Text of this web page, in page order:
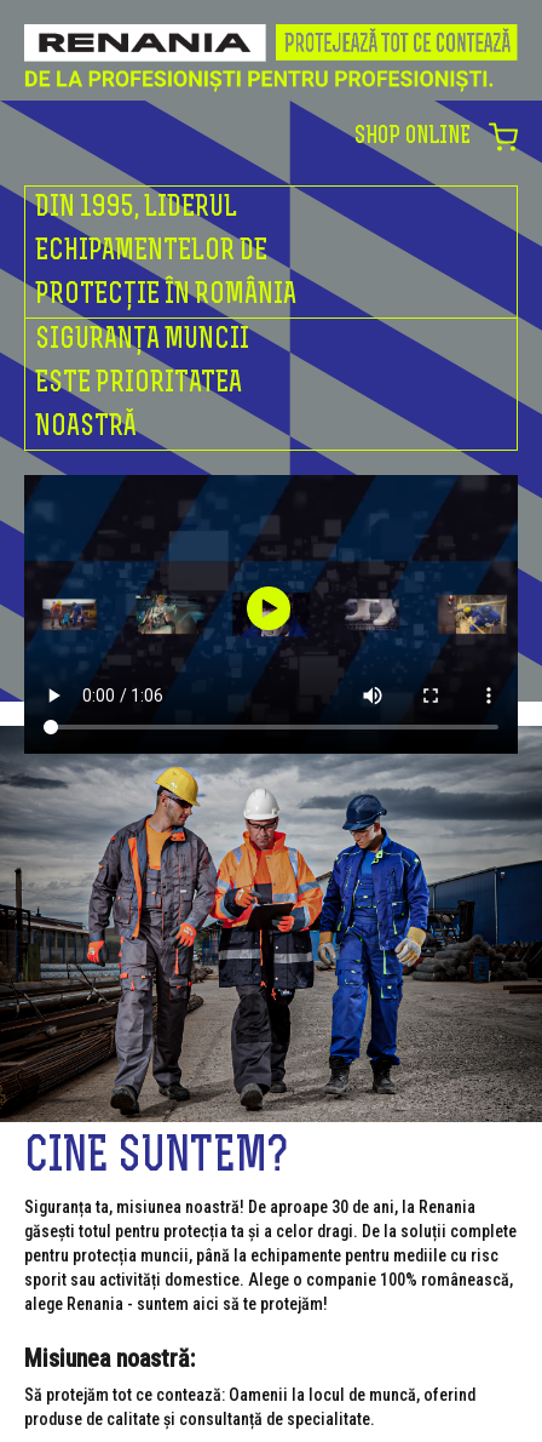
SHOP ONLINE
DIN 1995, LIDERUL
ECHIPAMENTELOR DE
PROTECȚIE ÎN ROMÂNIA
SIGURANȚA MUNCII
ESTE PRIORITATEA
NOASTRĂ
CINE SUNTEM?
Siguranța ta, misiunea noastră! De aproape 30 de ani, la Renania
găsești totul pentru protecția ta și a celor dragi. De la soluții complete
pentru protecția muncii, până la echipamente pentru mediile cu risc
sporit sau activități domestice. Alege o companie 100% românească,
alege Renania - suntem aici să te protejăm!
Misiunea noastră:
Să protejăm tot ce contează: Oamenii la locul de muncă, oferind
produse de calitate și consultanță de specialitate.